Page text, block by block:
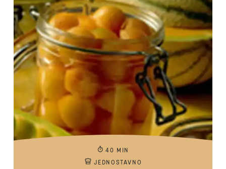
40 MIN
JEDNOSTAVNO